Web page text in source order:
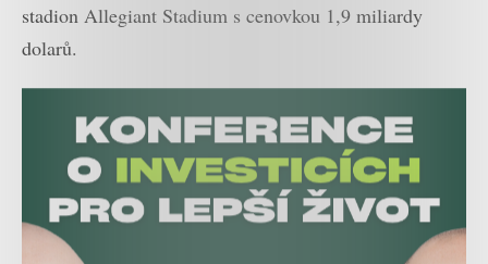
stadion Allegiant Stadium s cenovkou 1,9 miliardy
dolarů.